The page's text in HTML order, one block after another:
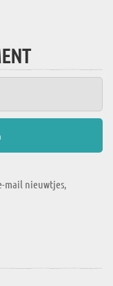
mail nieuwtjes,